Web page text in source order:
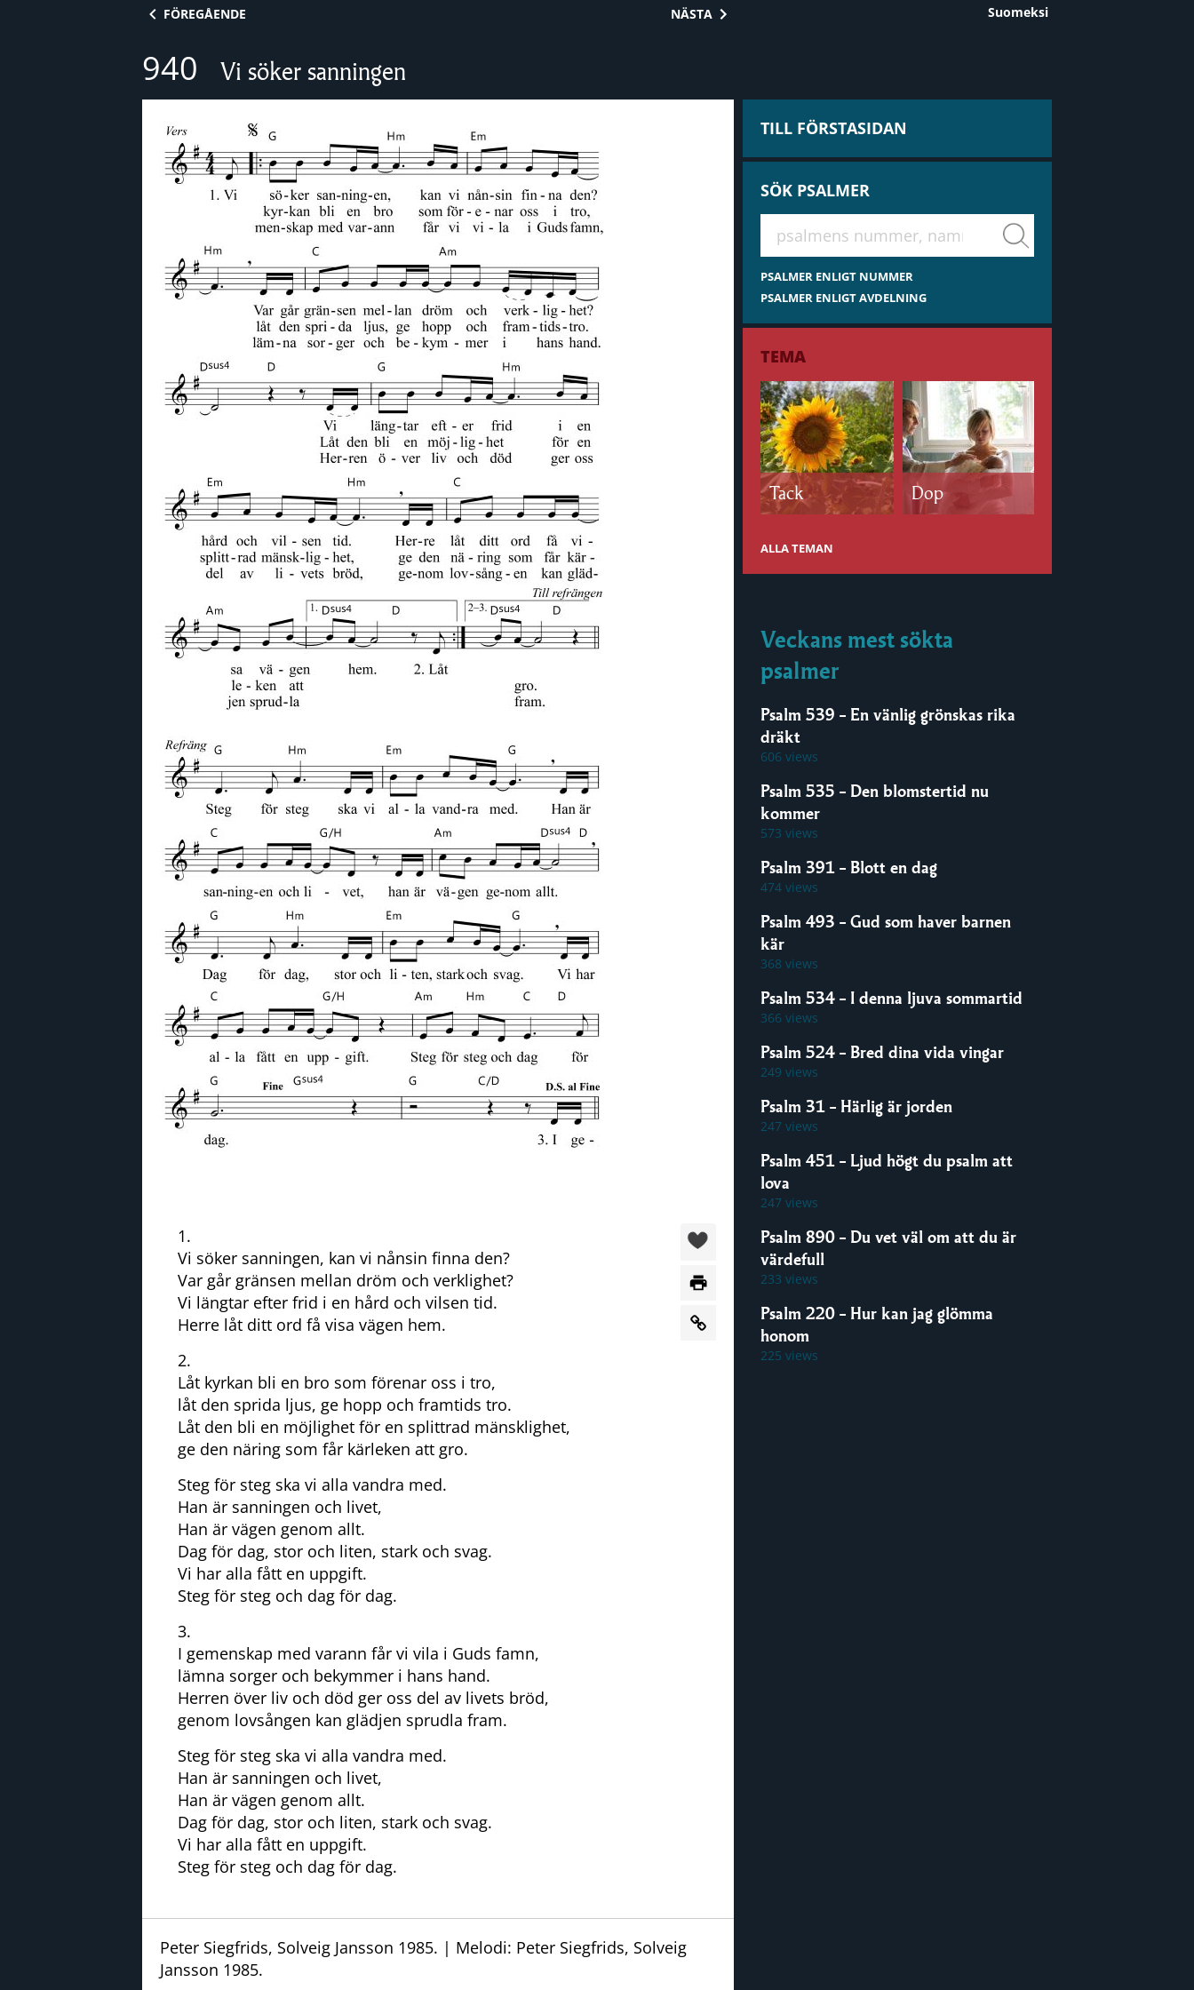
Suomeksi
FÖREGÅENDE NÄSTA
940 Vi söker sanningen
1.
Vi söker sanningen, kan vi nånsin finna den?
Var går gränsen mellan dröm och verklighet?
Vi längtar efter frid i en hård och vilsen tid.
Herre låt ditt ord få visa vägen hem.
2.
Låt kyrkan bli en bro som förenar oss i tro,
låt den sprida ljus, ge hopp och framtids tro.
Låt den bli en möjlighet för en splittrad mänsklighet,
ge den näring som får kärleken att gro.
Steg för steg ska vi alla vandra med.
Han är sanningen och livet,
Han är vägen genom allt.
Dag för dag, stor och liten, stark och svag.
Vi har alla fått en uppgift.
Steg för steg och dag för dag.
3.
I gemenskap med varann får vi vila i Guds famn,
lämna sorger och bekymmer i hans hand.
Herren över liv och död ger oss del av livets bröd,
genom lovsången kan glädjen sprudla fram.
Steg för steg ska vi alla vandra med.
Han är sanningen och livet,
Han är vägen genom allt.
Dag för dag, stor och liten, stark och svag.
Vi har alla fått en uppgift.
Steg för steg och dag för dag.
Peter Siegfrids, Solveig Jansson 1985. | Melodi: Peter Siegfrids, Solveig
Jansson 1985.
TILL FÖRSTASIDAN
SÖK PSALMER
Hae virsiä
PSALMER ENLIGT NUMMER
PSALMER ENLIGT AVDELNING
TEMA
Tack Dop
ALLA TEMAN
Veckans mest sökta
psalmer
Psalm 539 – En vänlig grönskas rika
dräkt
606 views
Psalm 535 – Den blomstertid nu
kommer
573 views
Psalm 391 – Blott en dag
474 views
Psalm 493 – Gud som haver barnen
kär
368 views
Psalm 534 – I denna ljuva sommartid
366 views
Psalm 524 – Bred dina vida vingar
249 views
Psalm 31 – Härlig är jorden
247 views
Psalm 451 – Ljud högt du psalm att
lova
247 views
Psalm 890 – Du vet väl om att du är
värdefull
233 views
Psalm 220 – Hur kan jag glömma
honom
225 views